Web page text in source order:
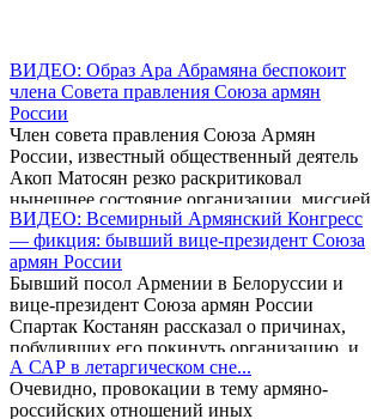
ВИДЕО: Образ Ара Абрамяна беспокоит
члена Совета правления Союза армян
России
Член совета правления Союза Армян
России, известный общественный деятель
Акоп Матосян резко раскритиковал
нынешнее состояние организации, миссией
которой является сплочение самой большой
армянской диаспоры в мире.
ВИДЕО: Всемирный Армянский Конгресс
— фикция: бывший вице-президент Союза
армян России
Бывший посол Армении в Белоруссии и
вице-президент Союза армян России
Спартак Костанян рассказал о причинах,
побудивших его покинуть организацию, и
представил свое видение будущего
Армении.
А САР в летаргическом сне...
Очевидно, провокации в тему армяно-
российских отношений иных